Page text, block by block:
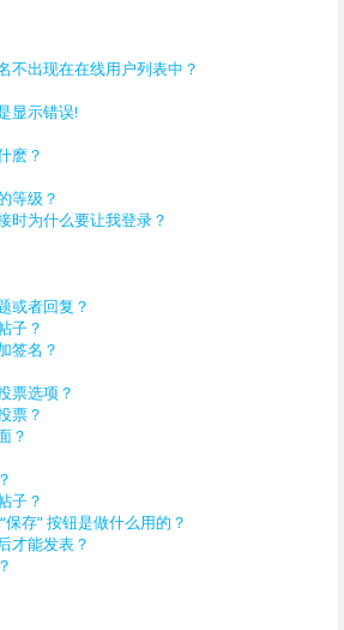
不出现在在线用户列表中？
显示错误!
麽？
等级？
时为什么要让我登录？
或者回复？
子？
签名？
票选项？
票？
？
子？
存” 按钮是做什么用的？
才能发表？